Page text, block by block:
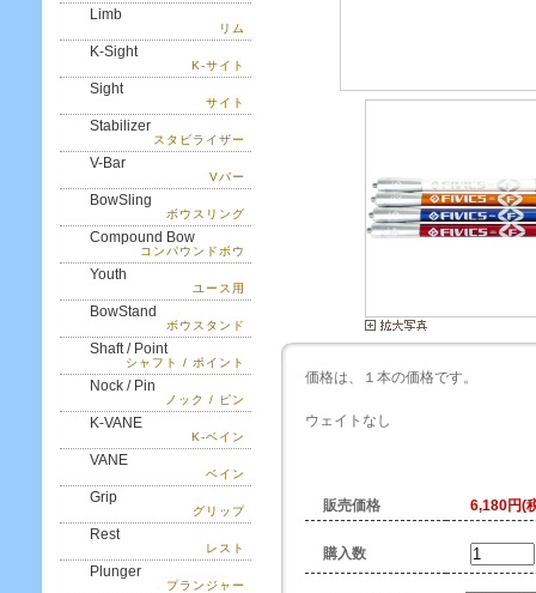
Limb
リム
K-Sight
K-サイト
Sight
サイト
Stabilizer
スタビライザー
V-Bar
Vバー
BowSling
ボウスリング
Compound Bow
コンパウンドボウ
Youth
ユース用
BowStand
ボウスタンド
Shaft / Point
シャフト / ポイント
Nock / Pin
ノック / ピン
K-VANE
K-ベイン
VANE
ベイン
Grip
グリップ
Rest
レスト
Plunger
プランジャー
価格は、１本の価格です。
ウェイトなし
販売価格 6,180円(
購入数